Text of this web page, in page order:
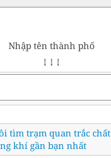
Nhập tên thành phố
↓ ↓ ↓
tìm trạm quan trắc
khí gần bạn nhất